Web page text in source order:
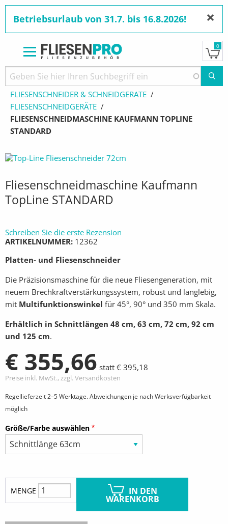
zum
Inhalt
Betriebsurlaub von 31.7. bis 16.8.2026! ×
0
Pfadnavigation
STARTSEITE
PRODUKTE
FLIESENSCHNEIDER & SCHNEIDGERÄTE
FLIESENSCHNEIDGERÄTE
AKTUELL:
FLIESENSCHNEIDMASCHINE KAUFMANN TOPLINE
STANDARD
Fliesenschneidmaschine Kaufmann
TopLine STANDARD
Schreiben Sie die erste Rezension
ARTIKELNUMMER 12362
Platten- und Fliesenschneider
Die Präzisionsmaschine für die neue Fliesengeneration, mit
neuem Brechkraftverstärkungssystem, robust und langlebig,
mit Multifunktionswinkel für 45°, 90° und 350 mm Skala.
Erhältlich in Schnittlängen 48 cm, 63 cm, 72 cm, 92 cm
und 125 cm.
€ 355,66 statt € 395,18
Preise inkl. MwSt., zzgl. Versandkosten
Regellieferzeit 2–5 Werktage. Abweichungen je nach Werksverfügbarkeit
möglich
Größe/Farbe auswählen
MENGE IN DEN
WARENKORB